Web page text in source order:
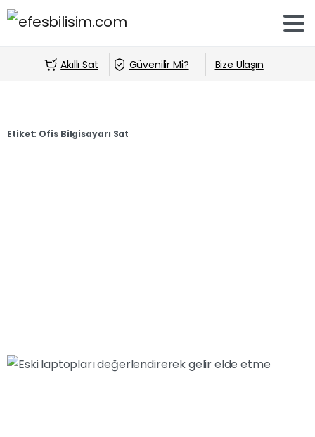
Akıllı Sat Güvenilir Mi? Bize Ulaşın
Etiket: Ofis Bilgisayarı Sat